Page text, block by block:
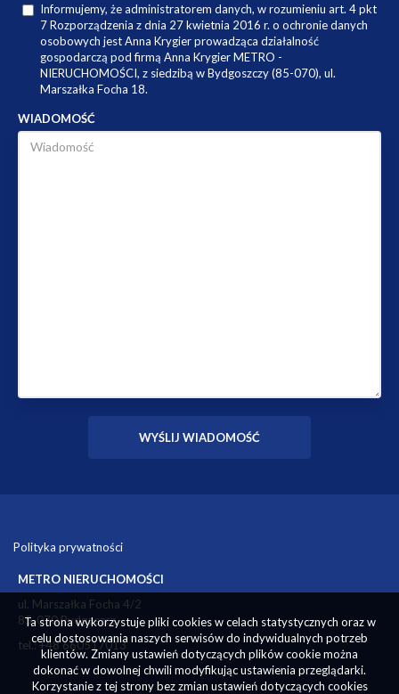
Informujemy, że administratorem danych, w rozumieniu art. 4 pkt
7 Rozporządzenia z dnia 27 kwietnia 2016 r. o ochronie danych
osobowych jest Anna Krygier prowadząca działalność
gospodarczą pod firmą Anna Krygier METRO -
NIERUCHOMOŚCI, z siedzibą w Bydgoszczy (85-070), ul.
Marszałka Focha 18.
WIADOMOŚĆ
Polityka prywatności
METRO NIERUCHOMOŚCI
ul. Marszałka Focha 4/2
85-070 Bydgoszcz
tel.: +48 660517013
Ta strona wykorzystuje pliki cookies w celach statystycznych oraz w
celu dostosowania naszych serwisów do indywidualnych potrzeb
klientów. Zmiany ustawień dotyczących plików cookie można
dokonać w dowolnej chwili modyfikując ustawienia przeglądarki.
Korzystanie z tej strony bez zmian ustawień dotyczących cookies